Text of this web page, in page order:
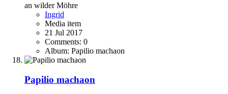
an wilder Möhre
Ingrid
Media item
21 Jul 2017
Comments: 0
Album: Papilio machaon
Papilio machaon